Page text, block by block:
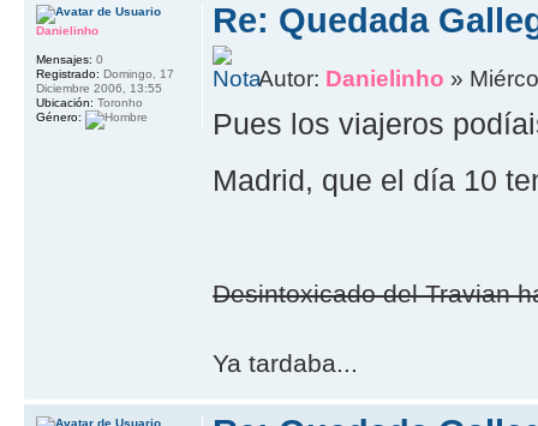
Re: Quedada
Autor: Danielinho »
Pues los viajeros
Madrid, que el día 10
Desintoxicado del Travian
Ya tardaba...
Danielinho
Mensajes: 0
Registrado: Domingo, 17
Diciembre 2006, 13:55
Ubicación: Toronho
Género: